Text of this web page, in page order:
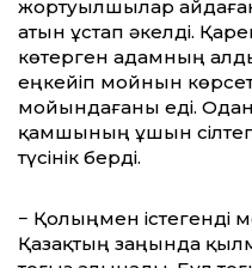
жортуылшылар айдаған
атын ұстап әкелді.
көтерген адамның
еңкейіп мойнын
мойындағаны еді.
қамшының ұшын
түсінік берді.
− Қолыңмен істегенді
Қазақтың заңында